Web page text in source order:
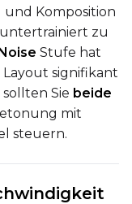
Scale
Komposition
untertrainiert zu
Stufe hat
signifikant
Sie beide
mit
steuern.